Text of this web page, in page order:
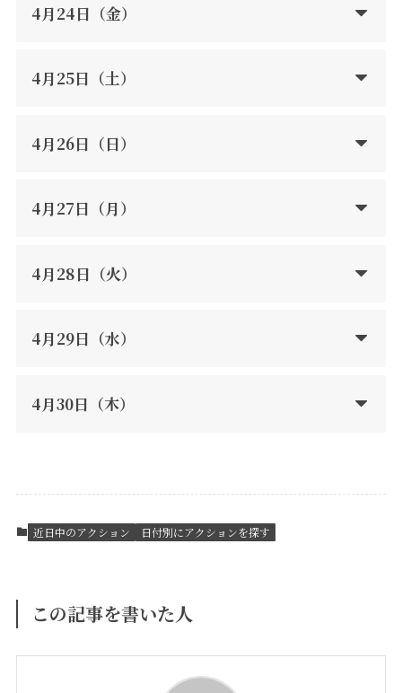
4月24日（金）
4月25日（土）
4月26日（日）
4月27日（月）
4月28日（火）
4月29日（水）
4月30日（木）
近日中のアクション 日付別にアクションを探す
この記事を書いた人